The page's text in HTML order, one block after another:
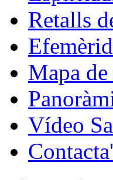
Retalls
Mapa
Vídeo